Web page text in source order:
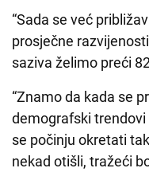
“Sada se već
prosječne
saziva želimo preći
“Znamo da kada se
demografski
se počinju okretati
nekad otišli, tražeći